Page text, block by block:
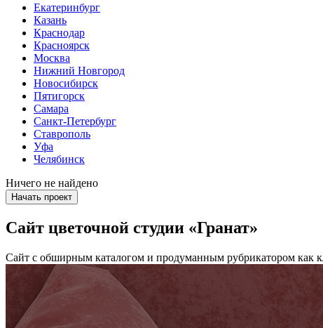
Екатеринбург
Казань
Краснодар
Красноярск
Москва
Нижний Новгород
Новосибирск
Пятигорск
Самара
Санкт-Петербург
Ставрополь
Уфа
Челябинск
Ничего не найдено
Начать проект
Сайт цветочной студии «Гранат»
Сайт с обширным каталогом и продуманным рубрикатором как